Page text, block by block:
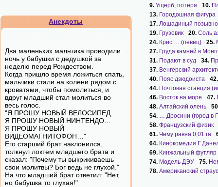
Анекдоты
Два маленьких мальчика проводили
ночь у бабушки с дедушкой за
неделю перед Рождеством.
Когда пришло время ложиться спать,
мальчики стали на колени рядом с
кроватями, чтобы помолиться, и
вдруг младший стал молиться во
весь голос.
"Я ПРОШУ НОВЫЙ ВЕЛОСИПЕД…
Я ПРОШУ НОВЫЙ НИНТЕНДО…
Я ПРОШУ НОВЫЙ
ВИДЕОМАГНИТОФОН…"
Его старший брат наклонился,
толкнул локтем младшего брата и
сказал: "Почему ты выкрикиваешь
свои молитвы? Бог ведь не глухой."
На что младший брат ответил: "Нет,
но бабушка то глухая!"
9. Ущерб, потеря 10.
13. Городошная фигура
17. Лошадиный
19. Грузовик 20. Соль
24. Крис … (певец) 25.
27. Груда камней в
31. Подают в суд 34.
37. Венгерский
40. Пояс дзюдоиста
44. Почтовая станция
46. Восток на море 47.
48. Алтайский олень
54. … Дросини (город в
58. Французский физик
61. Чему равна 0,01 га
64. Кинокомедия
69. Кинжальный футляр
74. Модель ДЭУ 75.
78. Американский страус